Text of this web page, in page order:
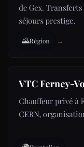
🌄Région
de Gex.
séjours prestige.
Découvrir →
VTC Ferney-
Chauffeur privé à
CERN,